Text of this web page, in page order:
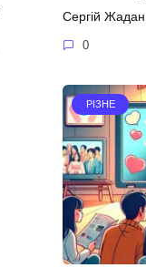
Сергій Жадан
0
РІЗНЕ